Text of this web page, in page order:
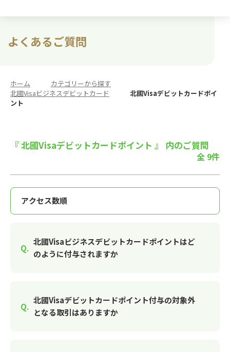
よくあるご質問
ホーム カテゴリーから探す
北國Visaビジネスデビットカード
北國Visaデビットカードポイ
ント
『 北國Visaデビットカードポイント 』 内のご質問
全 9件
北國Visaビジネスデビットカードポイントはど
のように付与されますか
北國Visaデビットカードポイント付与の対象外
となる取引はありますか